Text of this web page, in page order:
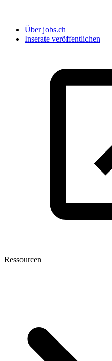
Über jobs.ch
Inserate veröffentlichen
Ressourcen